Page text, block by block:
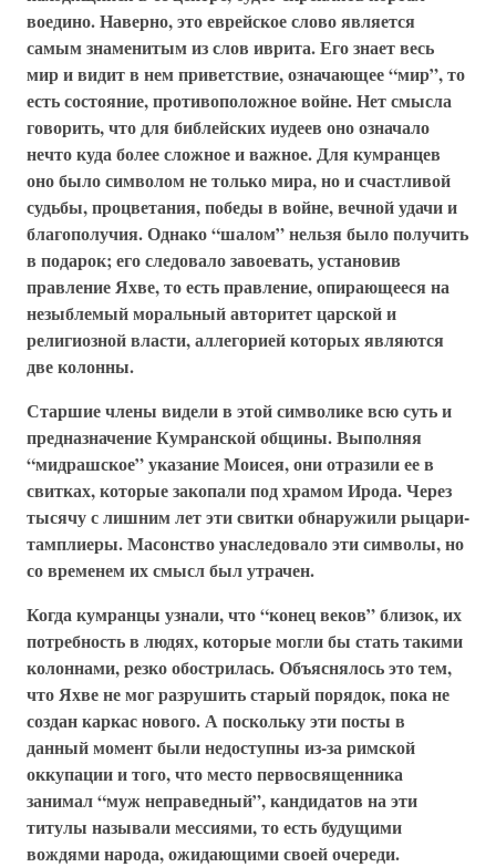
воедино. Наверно, это еврейское слово является
самым знаменитым из слов иврита. Его знает весь
мир и видит в нем приветствие, означающее “мир”, то
есть состояние, противоположное войне. Нет смысла
говорить, что для библейских иудеев оно означало
нечто куда более сложное и важное. Для кумранцев
оно было символом не только мира, но и счастливой
судьбы, процветания, победы в войне, вечной удачи и
благополучия. Однако “шалом” нельзя было получить
в подарок; его следовало завоевать, установив
правление Яхве, то есть правление, опирающееся на
незыблемый моральный авторитет царской и
религиозной власти, аллегорией которых являются
две колонны.
Старшие члены видели в этой символике всю суть и
предназначение Кумранской общины. Выполняя
“мидрашское” указание Моисея, они отразили ее в
свитках, которые закопали под храмом Ирода. Через
тысячу с лишним лет эти свитки обнаружили рыцари-
тамплиеры. Масонство унаследовало эти символы, но
со временем их смысл был утрачен.
Когда кумранцы узнали, что “конец веков” близок, их
потребность в людях, которые могли бы стать такими
колоннами, резко обострилась. Объяснялось это тем,
что Яхве не мог разрушить старый порядок, пока не
создан каркас нового. А поскольку эти посты в
данный момент были недоступны из-за римской
оккупации и того, что место первосвященника
занимал “муж неправедный”, кандидатов на эти
титулы называли мессиями, то есть будущими
вождями народа, ожидающими своей очереди.